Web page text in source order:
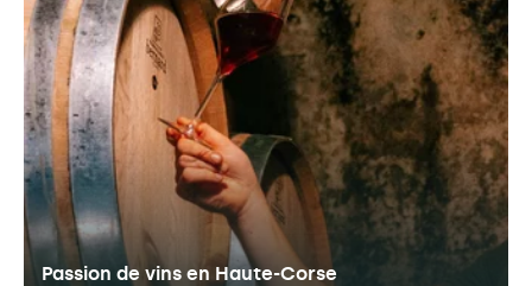
Passion de vins en Haute-Corse